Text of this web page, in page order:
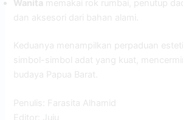
Wanita memakai rok rumbai, penutup
dan aksesori dari bahan alami.
Keduanya menampilkan perpaduan
simbol-simbol adat yang kuat,
budaya Papua Barat.
Penulis: Farasita Alhamid
Editor: Juju